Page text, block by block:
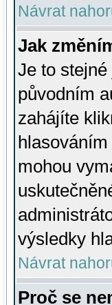
Návrat
Jak
Je to
původním
zahájíte
mohou
výsledky
Návrat
Proč se